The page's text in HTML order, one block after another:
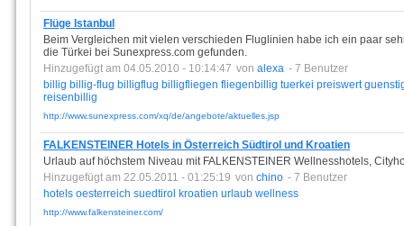
Flüge Istanbul
Beim Vergleichen mit vielen verschieden Fluglinien habe ich ein paar
die Türkei bei Sunexpress.com gefunden.
Hinzugefügt am 04.05.2010 - 10:14:47 von alexa - 7 Benutzer
billig billig-flug billigflug billigfliegen fliegenbillig tuerkei preiswert
reisenbillig
http://www.sunexpress.com/xq/de/angebote/aktuelles.jsp
FALKENSTEINER Hotels in Österreich Südtirol und Kroatien
Urlaub auf höchstem Niveau mit FALKENSTEINER Wellnesshotels,
Hinzugefügt am 22.05.2011 - 01:25:19 von chino - 7 Benutzer
hotels oesterreich suedtirol kroatien urlaub wellness
http://www.falkensteiner.com/